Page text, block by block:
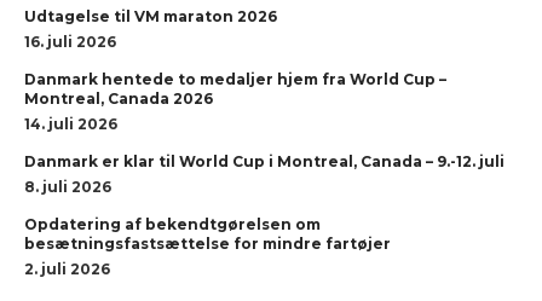
Udtagelse til VM maraton 2026
16. juli 2026
Danmark hentede to medaljer hjem fra World Cup –
Montreal, Canada 2026
14. juli 2026
Danmark er klar til World Cup i Montreal, Canada – 9.-12. juli
8. juli 2026
Opdatering af bekendtgørelsen om
besætningsfastsættelse for mindre fartøjer
2. juli 2026